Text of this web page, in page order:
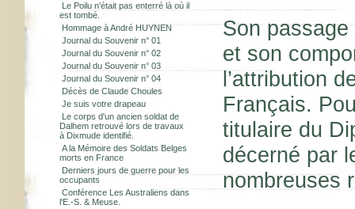
Le Poilu n'était pas enterré là où il
est tombé.
Hommage à André HUYNEN
Journal du Souvenir n° 01
Journal du Souvenir n° 02
Journal du Souvenir n° 03
Journal du Souvenir n° 04
Décès de Claude Choules
Je suis votre drapeau
Le corps d'un ancien soldat de
Dalhem retrouvé lors de travaux
à Dixmude identifié.
A la Mémoire des Soldats Belges
morts en France
Derniers jours de guerre pour les
occupants
Conférence Les Australiens dans
l'E.-S. & Meuse.
Son
et son
l’attribution
Français.
titulaire du
décerné par
nombreuses